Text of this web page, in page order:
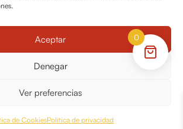
Aceptar
Denegar
Ver preferencias
de CookiesPolítica de privacidad
y cancelaciones
2026 Todos los derechos reservados
0